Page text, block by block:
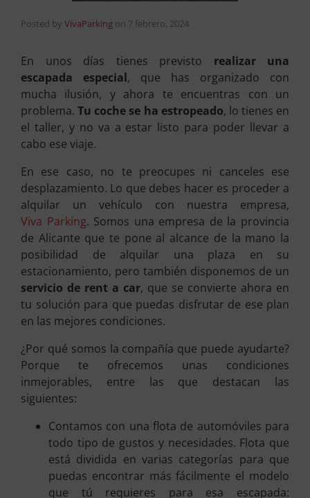
Posted by VivaParking on 7 febrero, 2024
En unos días tienes previsto realizar una
escapada especial, que has organizado con
mucha ilusión, y ahora te encuentras con un
problema.Tu coche se ha estropeado, lo tienes en
el taller, y no va a estar listo para poder llevar a
cabo ese viaje.
En ese caso, no te preocupes ni canceles ese
desplazamiento. Lo que debes hacer es proceder a
alquilar un vehículo con nuestra empresa,
Viva Parking. Somos una empresa de la provincia
de Alicante que te pone al alcance de la mano la
posibilidad de alquilar una plaza en su
estacionamiento, pero también disponemos de un
servicio de rent a car, que se convierte ahora en
tu solución para que puedas disfrutar de ese plan
en las mejores condiciones.
¿Por qué somos la compañía que puede ayudarte?
Porque te ofrecemos unas condiciones
inmejorables, entre las que destacan las
siguientes:
Contamos con una flota de automóviles para
todo tipo de gustos y necesidades. Flota que
está dividida en varias categorías para que
puedas encontrar más fácilmente el modelo
que tú requieres para esa escapada: